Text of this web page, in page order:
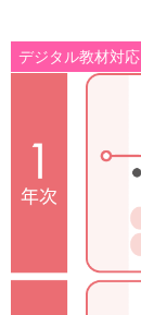
デジタル教材対応